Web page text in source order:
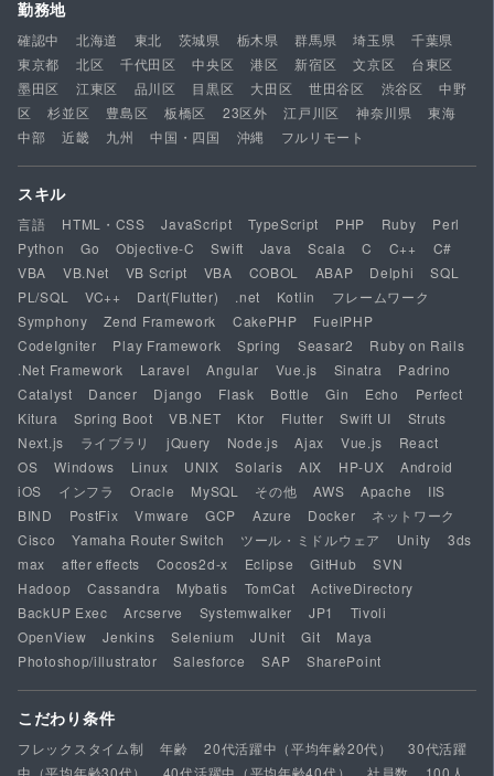
勤務地
確認中 北海道 東北 茨城県 栃木県 群馬県 埼玉県
千葉県
東京都
北区 千代田区 中央区 港区 新宿区 文京区
台東区
墨田区
江東区 品川区 目黒区 大田区 世田谷区 渋谷区
中野
区
杉並区 豊島区 板橋区 23区外 江戸川区 神奈川県
東海
中部
近畿 九州 中国・四国 沖縄 フルリモート
スキル
言語 HTML・CSS JavaScript TypeScript PHP Ruby
Perl
Python
Go Objective-C Swift Java Scala C C++
C#
VBA
VB.Net VB Script VBA COBOL ABAP Delphi
SQL
PL/SQL
VC++ Dart(Flutter) .net Kotlin
フレームワーク
Symphony
Zend Framework CakePHP
FuelPHP
CodeIgniter
Play Framework Spring Seasar2
Ruby on Rails
.Net Framework
Laravel Angular Vue.js Sinatra
Padrino
Catalyst
Dancer Django Flask Bottle Gin Echo
Perfect
Kitura
Spring Boot VB.NET Ktor Flutter Swift UI
Struts
Next.js
ライブラリ jQuery Node.js Ajax Vue.js
React
OS
Windows Linux UNIX Solaris AIX HP-UX
Android
iOS
インフラ Oracle MySQL その他 AWS Apache
IIS
BIND
PostFix Vmware GCP Azure Docker
ネットワーク
Cisco
Yamaha Router Switch ツール・ミドルウェア Unity
3ds
max
after effects Cocos2d-x Eclipse GitHub
SVN
Hadoop
Cassandra Mybatis TomCat
ActiveDirectory
BackUP Exec
Arcserve Systemwalker JP1
Tivoli
OpenView
Jenkins Selenium JUnit Git
Maya
Photoshop/illustrator
Salesforce SAP SharePoint
こだわり条件
フレックスタイム制 年齢 20代活躍中（平均年齢20代）
30代活躍